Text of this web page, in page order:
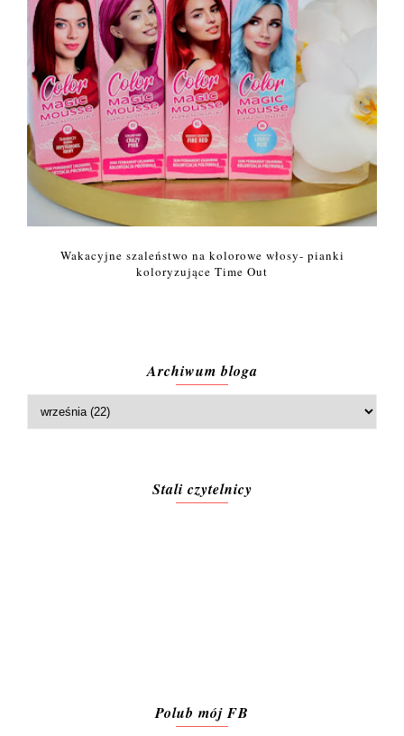
Wakacyjne szaleństwo na kolorowe włosy- pianki
koloryzujące Time Out
Archiwum bloga
Stali czytelnicy
Polub mój FB